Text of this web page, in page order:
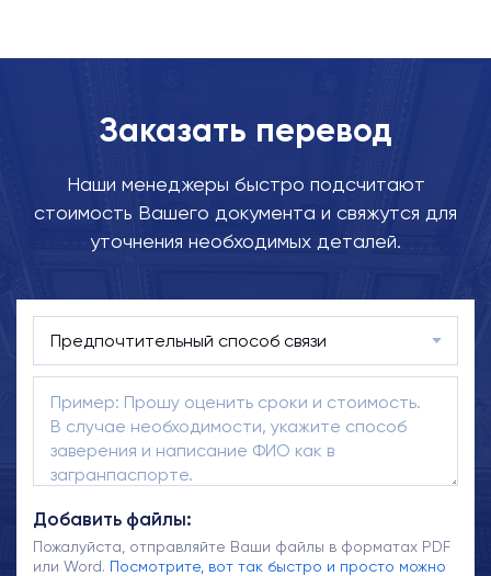
Заказать перевод
Наши менеджеры быстро подсчитают
стоимость Вашего документа и свяжутся для
уточнения необходимых деталей.
Добавить файлы:
Пожалуйста, отправляйте Ваши файлы в форматах PDF
или Word. Посмотрите, вот так быстро и просто можно